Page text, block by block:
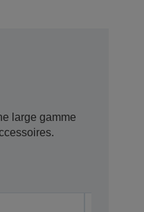
large gamme